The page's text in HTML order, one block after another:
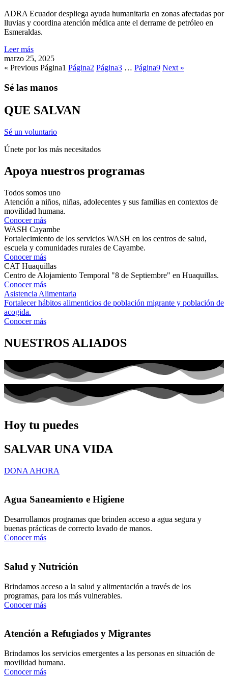
ADRA Ecuador despliega ayuda humanitaria en zonas afectadas por
lluvias y coordina atención médica ante el derrame de petróleo en
Esmeraldas.
Leer más
marzo 25, 2025
« Previous Página1 Página2 Página3 … Página9 Next »
Sé las manos
QUE SALVAN
Sé un voluntario
Únete por los más necesitados
Apoya nuestros programas
Todos somos uno
Atención a niños, niñas, adolecentes y sus familias en contextos de
movilidad humana.
Conocer más
WASH Cayambe
Fortalecimiento de los servicios WASH en los centros de salud,
escuela y comunidades rurales de Cayambe.
Conocer más
CAT Huaquillas
Centro de Alojamiento Temporal "8 de Septiembre" en Huaquillas.
Conocer más
Asistencia Alimentaria
Fortalecer hábitos alimenticios de población migrante y población de
acogida.
Conocer más
NUESTROS ALIADOS
Hoy tu puedes
SALVAR UNA VIDA
DONA AHORA
Agua Saneamiento e Higiene
Desarrollamos programas que brinden acceso a agua segura y
buenas prácticas de correcto lavado de manos.
Conocer más
Salud y Nutrición
Brindamos acceso a la salud y alimentación a través de los
programas, para los más vulnerables.
Conocer más
Atención a Refugiados y Migrantes
Brindamos los servicios emergentes a las personas en situación de
movilidad humana.
Conocer más